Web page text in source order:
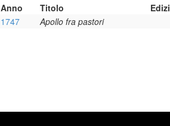
Anno Titolo
1747
Apollo fra pastori